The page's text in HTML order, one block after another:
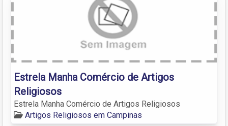
Estrela Manha Comércio de Artigos
Religiosos
Estrela Manha Comércio de Artigos Religiosos
Artigos Religiosos em Campinas